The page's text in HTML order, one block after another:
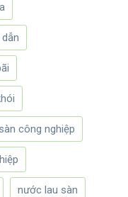
công nghiệp
nước lau sàn